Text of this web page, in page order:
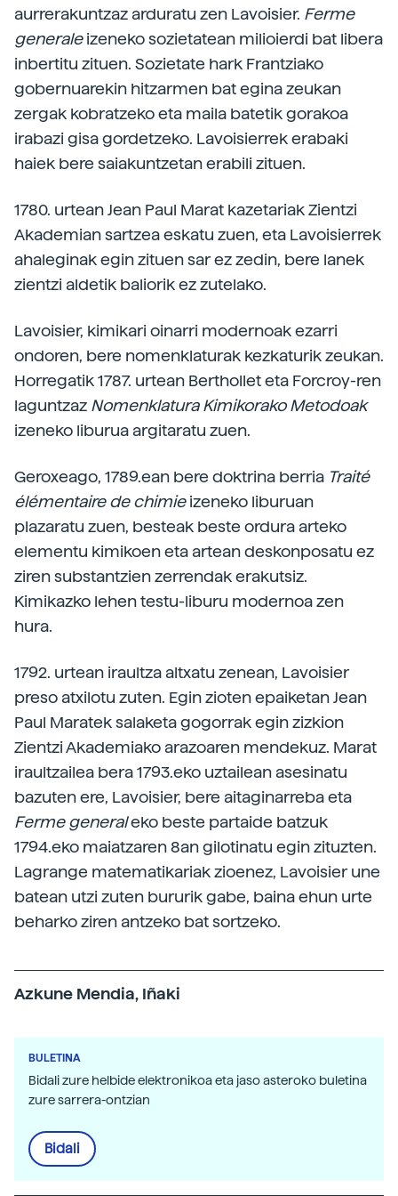
aurrerakuntzaz arduratu zen Lavoisier. Ferme
generaleizeneko sozietatean milioierdi bat libera
inbertitu zituen. Sozietate hark Frantziako
gobernuarekin hitzarmen bat egina zeukan
zergak kobratzeko eta maila batetik gorakoa
irabazi gisa gordetzeko. Lavoisierrek erabaki
haiek bere saiakuntzetan erabili zituen.
1780. urtean Jean Paul Marat kazetariak Zientzi
Akademian sartzea eskatu zuen, eta Lavoisierrek
ahaleginak egin zituen sar ez zedin, bere lanek
zientzi aldetik baliorik ez zutelako.
Lavoisier, kimikari oinarri modernoak ezarri
ondoren, bere nomenklaturak kezkaturik zeukan.
Horregatik 1787. urtean Berthollet eta Forcroy-ren
laguntzaz Nomenklatura Kimikorako Metodoak
izeneko liburua argitaratu zuen.
Geroxeago, 1789.ean bere doktrina berria Traité
élémentaire de chimieizeneko liburuan
plazaratu zuen, besteak beste ordura arteko
elementu kimikoen eta artean deskonposatu ez
ziren substantzien zerrendak erakutsiz.
Kimikazko lehen testu-liburu modernoa zen
hura.
1792. urtean iraultza altxatu zenean, Lavoisier
preso atxilotu zuten. Egin zioten epaiketan Jean
Paul Maratek salaketa gogorrak egin zizkion
Zientzi Akademiako arazoaren mendekuz. Marat
iraultzailea bera 1793.eko uztailean asesinatu
bazuten ere, Lavoisier, bere aitaginarreba eta
Ferme generaleko beste partaide batzuk
1794.eko maiatzaren 8an gilotinatu egin zituzten.
Lagrange matematikariak zioenez, Lavoisier une
batean utzi zuten bururik gabe, baina ehun urte
beharko ziren antzeko bat sortzeko.
Azkune Mendia, Iñaki
BULETINA
Bidali zure helbide elektronikoa eta jaso asteroko buletina
zure sarrera-ontzian
Bidali